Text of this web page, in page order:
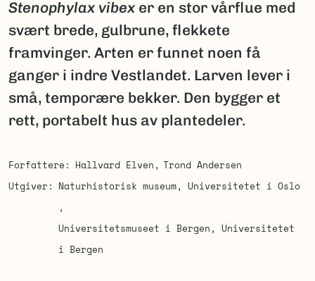
Stenophylax vibex er en stor vårflue med
svært brede, gulbrune, flekkete
framvinger. Arten er funnet noen få
ganger i indre Vestlandet. Larven lever i
små, temporære bekker. Den bygger et
rett, portabelt hus av plantedeler.
Forfattere Hallvard Elven
Trond Andersen
Utgiver
Naturhistorisk museum, Universitetet i Oslo
Universitetsmuseet i Bergen, Universitetet
i Bergen